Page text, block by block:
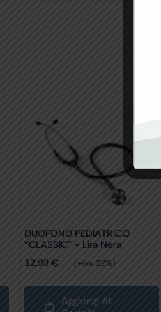
DUOFONO PEDIATRICO
“CLASSIC” – Lira Nera
12,99€ (+iva 22%)
Aggiungi Al